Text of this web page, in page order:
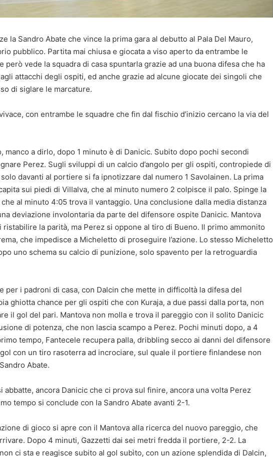
la Sandro Abate che vince la prima gara al debutto al Pala Del Mauro,
pubblico. Partita mai chiusa e giocata a viso aperto da entrambe le
però vede la squadra di casa spuntarla grazie ad una buona difesa che ha
attacchi degli ospiti, ed anche grazie ad alcune giocate dei singoli che
di siglare le marcature.
con entrambe le squadre che fin dal fischio d’inizio cercano la via del
manco a dirlo, dopo 1 minuto è di Danicic. Subito dopo pochi secondi
Perez. Sugli sviluppi di un calcio d’angolo per gli ospiti, contropiede di
davanti al portiere si fa ipnotizzare dal numero 1 Savolainen. La prima
sui piedi di Villalva, che al minuto numero 2 colpisce il palo. Spinge la
al minuto 4:05 trova il vantaggio. Una conclusione dalla media distanza
deviazione involontaria da parte del difensore ospite Danicic. Mantova
ristabilire la parità, ma Perez si oppone al tiro di Bueno. Il primo ammonito
che impedisce a Micheletto di proseguire l’azione. Lo stesso Micheletto
uno schema su calcio di punizione, solo spavento per la retroguardia
per i padroni di casa, con Dalcin che mette in difficoltà la difesa del
ghiotta chance per gli ospiti che con Kuraja, a due passi dalla porta, non
il gol del pari. Mantova non molla e trova il pareggio con il solito Danicic
di potenza, che non lascia scampo a Perez. Pochi minuti dopo, a 4
tempo, Fantecele recupera palla, dribbling secco ai danni del difensore
con un tiro rasoterra ad incrociare, sul quale il portiere finlandese non
Abate.
abbatte, ancora Danicic che ci prova sul finire, ancora una volta Perez
tempo si conclude con la Sandro Abate avanti 2-1.
di gioco si apre con il Mantova alla ricerca del nuovo pareggio, che
Dopo 4 minuti, Gazzetti dai sei metri fredda il portiere, 2-2. La
ci sta e reagisce subito al gol subìto, con un azione splendida di Dalcin,